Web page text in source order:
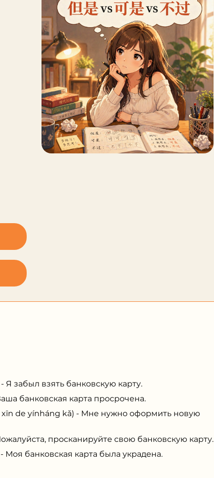
Я забыл взять банковскую карту.
банковская карта просрочена.
xīn de yínháng kǎ) - Мне нужно оформить новую
просканируйте свою банковскую карту.
Моя банковская карта была украдена.